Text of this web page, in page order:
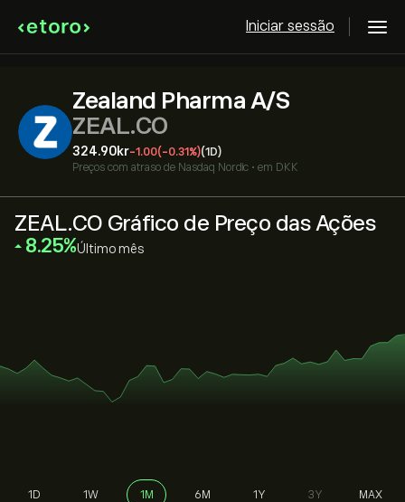
Iniciar sessão
Zealand Pharma A/S
ZEAL.CO
324.90‎kr‎-1.00(-0.31%)(1D)
Preços com atraso de Nasdaq Nordic • em DKK
ZEAL.CO Gráfico de Preço das Ações
‎8.25‎ Último mês
1D 1W 1M 6M 1Y 3Y MAX